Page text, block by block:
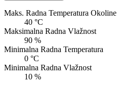
Maks. Radna Temperatura Okoline
40 °C
Maksimalna Radna Vlažnost
90 %
Minimalna Radna Temperatura
0 °C
Minimalna Radna Vlažnost
10 %